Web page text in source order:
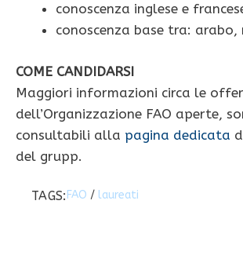
conoscenza inglese e
conoscenza base tra: arabo,
COME CANDIDARSI
Maggiori informazioni circa le
dell’Organizzazione FAO aperte,
consultabili alla pagina dedicata
del grupp.
TAGS: FAO / laureati